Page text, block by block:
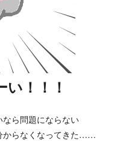
！！！
ら問題にならない
からなくなってきた……